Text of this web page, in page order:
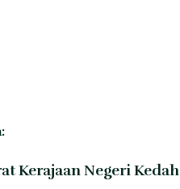
Kerajaan Negeri Kedah